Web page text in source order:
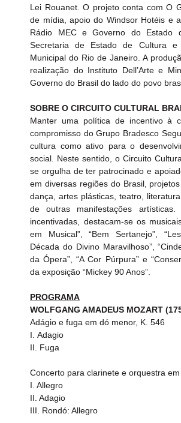
Lei Rouanet. O projeto conta com O
de mídia, apoio do Windsor Hotéis e
Rádio MEC e Governo do Estado
Secretaria de Estado de Cultura e
Municipal do Rio de Janeiro. A
realização do Instituto Dell’Arte e
Governo do Brasil do lado do povo
SOBRE O CIRCUITO CULTURAL
Manter uma política de incentivo à
compromisso do Grupo Bradesco
cultura como ativo para o
social. Neste sentido, o Circuito
se orgulha de ter patrocinado e
em diversas regiões do Brasil,
dança, artes plásticas, teatro,
de outras manifestações
incentivadas, destacam-se os
em Musical”, “Bem Sertanejo”,
Década do Divino Maravilhoso”,
da Ópera”, “A Cor Púrpura” e
da exposição “Mickey 90 Anos”.
PROGRAMA
WOLFGANG AMADEUS MOZART
Adágio e fuga em dó menor, K. 546
I. Adagio
II. Fuga
Concerto para clarinete e orquestra
I. Allegro
II. Adagio
III. Rondó: Allegro